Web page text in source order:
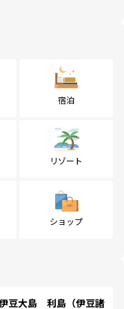
宿泊
リゾート
ショップ
大島 利島（伊豆諸